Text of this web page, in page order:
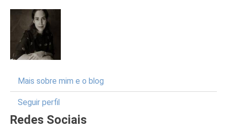
Mais sobre mim e o blog
Seguir perfil
Redes Sociais